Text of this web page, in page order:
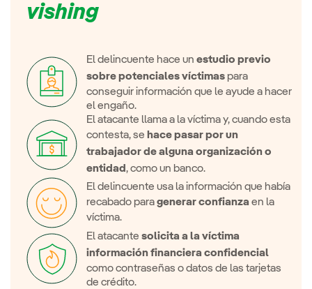
vishing
El delincuente hace un estudio previo
sobre potenciales víctimas para
conseguir información que le ayude a hacer
el engaño.
El atacante llama a la víctima y, cuando esta
contesta, se hace pasar por un
trabajador de alguna organización o
entidad, como un banco.
El delincuente usa la información que había
recabado paragenerar confianza en la
víctima.
El atacante solicita a la víctima
información financiera confidencial
como contraseñas o datos de las tarjetas
de crédito.